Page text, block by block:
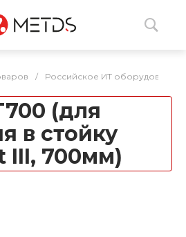
/ Российское ИТ оборудование
(для
в стойку
III, 700мм)